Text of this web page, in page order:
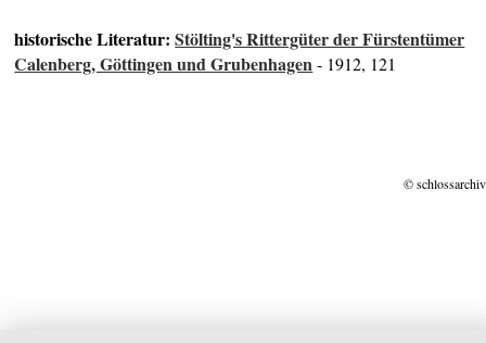
historische Literatur:Stölting's Rittergüter der Fürstentümer
Calenberg, Göttingen und Grubenhagen- 1912, 121
©